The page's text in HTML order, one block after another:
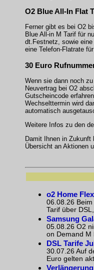
O2 Blue All-In Flat
Ferner gibt es bei O2
Blue All-in M Tarif für
dt.Festnetz, sowie
eine Telefon-Flatrate
30 Euro
Wenn sie dann noch
Neuvertrag bei O2
Gutscheincode
Wechselttermin wird
automatisch
Weitere Infos zu den
Damit Ihnen in
Übersicht an Aktionen
o2 Home
06.08.26
Tarif über
Samsung
05.08.26 O2
on Demand M
DSL Tarife
30.07.26 Auf
Euro gelten